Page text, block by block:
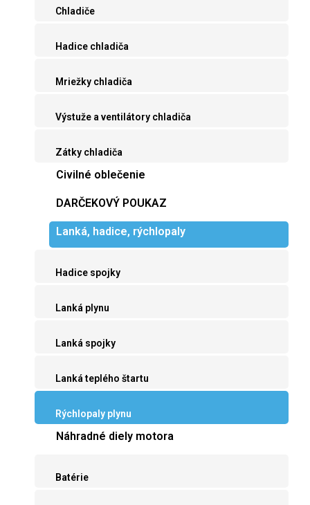
Chladiče
Hadice chladiča
Mriežky chladiča
Výstuže a ventilátory chladiča
Zátky chladiča
Civilné oblečenie
DARČEKOVÝ POUKAZ
Lanká, hadice, rýchlopaly
Hadice spojky
Lanká plynu
Lanká spojky
Lanká teplého štartu
Rýchlopaly plynu
Náhradné diely motora
Batérie